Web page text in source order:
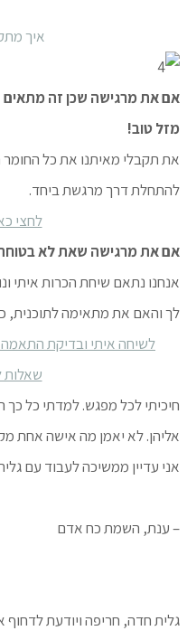
איך
אם את מרגישה שכן זה מתאים
מזל טוב!
את תקבלי מאיתנו את כל
להתחלת דרך מרגשת ביחד.
לחצי
אם את מרגישה שאת לא
אנחנו נתאם שיחת הכרות איתי
לך והאם את מתאימה לתוכנית,
לשיחה איתי ובדיקת
שאלות
חיכיתי לכל מפגש. למדתי כל
אליהן. לא יאמן מה אישה אחת
אני עדיין ממשיכה לעבוד עם
– ענת, השמת כח אדם
גלית חדה, חריפה ויודעת